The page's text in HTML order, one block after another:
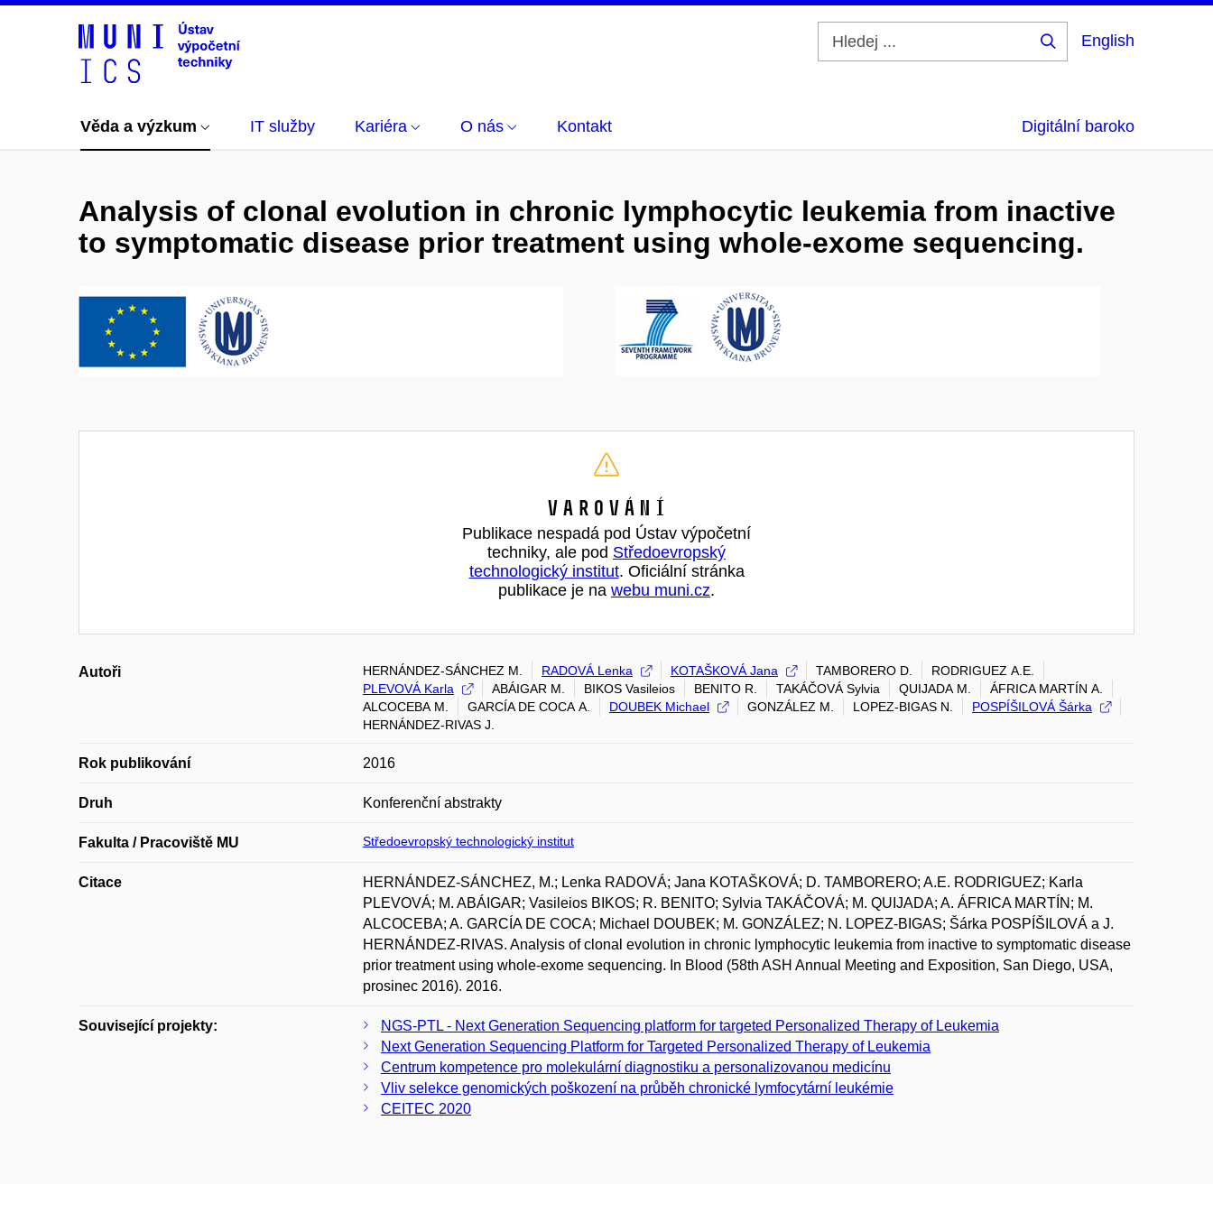
English
Věda a výzkum IT služby Kariéra O nás Kontakt Digitální baroko
Analysis of clonal evolution in chronic lymphocytic leukemia from inactive
to symptomatic disease prior treatment using whole-exome sequencing.
Varování
Publikace nespadá pod Ústav výpočetní
techniky, ale pod Středoevropský
technologický institut. Oficiální stránka
publikace je na webu muni.cz.
Autoři HERNÁNDEZ-SÁNCHEZ M. RADOVÁ Lenka KOTAŠKOVÁ Jana TAMBORERO D.
RODRIGUEZ A.E.
PLEVOVÁ Karla
ABÁIGAR M. BIKOS Vasileios BENITO R. TAKÁČOVÁ Sylvia QUIJADA M.
ÁFRICA MARTÍN A.
ALCOCEBA M.
GARCÍA DE COCA A. DOUBEK Michael GONZÁLEZ M. LOPEZ-BIGAS N.
POSPÍŠILOVÁ Šárka
HERNÁNDEZ-RIVAS J.
Rok publikování 2016
Druh Konferenční abstrakty
Fakulta / Pracoviště MU Středoevropský technologický institut
Citace
HERNÁNDEZ-SÁNCHEZ, M.; Lenka RADOVÁ; Jana KOTAŠKOVÁ; D. TAMBORERO; A.E. RODRIGUEZ; Karla
PLEVOVÁ; M. ABÁIGAR; Vasileios BIKOS; R. BENITO; Sylvia TAKÁČOVÁ; M. QUIJADA; A. ÁFRICA MARTÍN; M.
ALCOCEBA; A. GARCÍA DE COCA; Michael DOUBEK; M. GONZÁLEZ; N. LOPEZ-BIGAS; Šárka POSPÍŠILOVÁ a J.
HERNÁNDEZ-RIVAS. Analysis of clonal evolution in chronic lymphocytic leukemia from inactive to symptomatic disease
prior treatment using whole-exome sequencing. In Blood (58th ASH Annual Meeting and Exposition, San Diego, USA,
prosinec 2016). 2016.
Související projekty:
NGS-PTL - Next Generation Sequencing platform for targeted Personalized Therapy of Leukemia
Next Generation Sequencing Platform for Targeted Personalized Therapy of Leukemia
Centrum kompetence pro molekulární diagnostiku a personalizovanou medicínu
Vliv selekce genomických poškození na průběh chronické lymfocytární leukémie
CEITEC 2020